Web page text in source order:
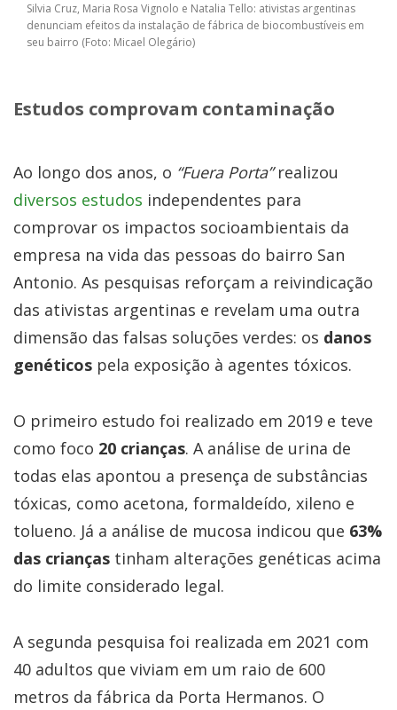
Silvia Cruz, Maria Rosa Vignolo e Natalia Tello: ativistas argentinas
denunciam efeitos da instalação de fábrica de biocombustíveis em
seu bairro (Foto: Micael Olegário)
Estudos comprovam contaminação
Ao longo dos anos, o “Fuera Porta”realizou
diversos estudos independentes para
comprovar os impactos socioambientais da
empresa na vida das pessoas do bairro San
Antonio. As pesquisas reforçam a reivindicação
das ativistas argentinas e revelam uma outra
dimensão das falsas soluções verdes: os danos
genéticos pela exposição à agentes tóxicos.
O primeiro estudo foi realizado em 2019 e teve
como foco 20 crianças. A análise de urina de
todas elas apontou a presença de substâncias
tóxicas, como acetona, formaldeído, xileno e
tolueno. Já a análise de mucosa indicou que 63%
das crianças tinham alterações genéticas acima
do limite considerado legal.
A segunda pesquisa foi realizada em 2021 com
40 adultos que viviam em um raio de 600
metros da fábrica da Porta Hermanos. O